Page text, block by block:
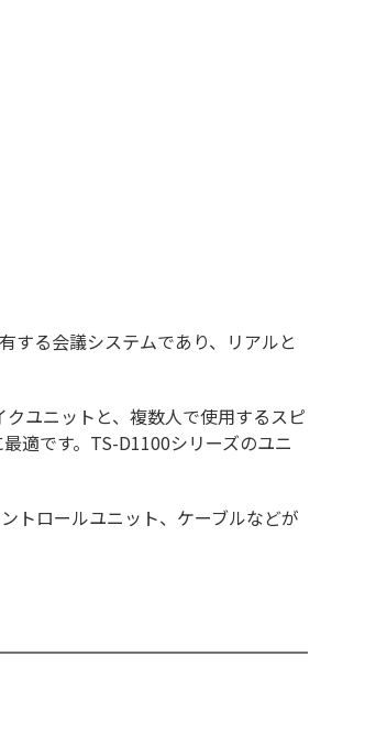
する会議システムであり、リアルと
ユニットと、複数人で使用するスピ
適です。TS-D1100シリーズのユニ
トロールユニット、ケーブルなどが